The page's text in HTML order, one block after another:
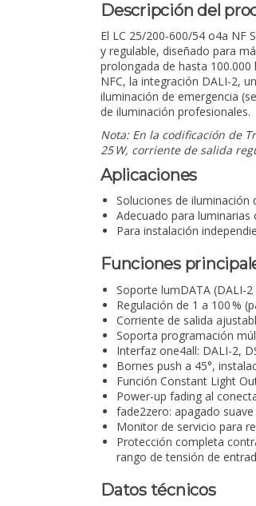
Descripción del
El LC 25/200-600/54 o4a NF
y regulable, diseñado para
prolongada de hasta
NFC, la integración DALI-2,
iluminación de emergencia
de iluminación profesionales.
Nota: En la codificación de
25 W, corriente de salida
Aplicaciones
Soluciones de
Adecuado para
Para instalación
Funciones
Soporte lumDATA (DALI-
Regulación de 1 a 100 %
Corriente de salida
Soporta programación
Interfaz one4all: DALI-2,
Bornes push a 45°,
Función Constant Light
Power-up fading al
fade2zero: apagado
Monitor de servicio para
Protección completa
rango de tensión de
Datos técnicos